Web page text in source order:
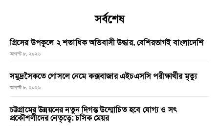
সর্বশেষ
গ্রিসের উপকূলে ২ শতাধিক অভিবাসী উদ্ধার, বেশিরভাগই বাংলাদেশি
আগস্ট ৮, ২০২৬
সমুদ্রসৈকতে গোসলে নেমে কক্সবাজার এইচএসসি পরীক্ষার্থীর মৃত্যু
আগস্ট ৮, ২০২৬
চট্টগ্রামের উন্নয়নের নতুন দিগন্ত উন্মোচিত হবে যোগ্য ও সৎ
প্রকৌশলীদের নেতৃত্বে: চসিক মেয়র